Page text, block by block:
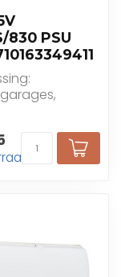
830 PSU